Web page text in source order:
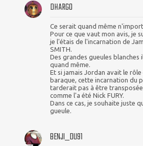
DHARGO
Ce serait quand même
Pour ce que vaut mon avis, je
je l'étais de l'incarnation de
SMITH.
Des grandes gueules blanches
quand même.
Et si jamais Jordan avait le rôle
baraque, cette incarnation du
tarderait pas à être
comme l'a été Nick FURY.
Dans ce cas, je souhaite juste
gueule.
BENJI_DU91